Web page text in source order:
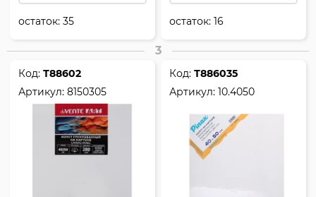
остаток:35 остаток:16
3
Код:Т88602
Артикул:8150305
Код:Т886035
Артикул:10.4050